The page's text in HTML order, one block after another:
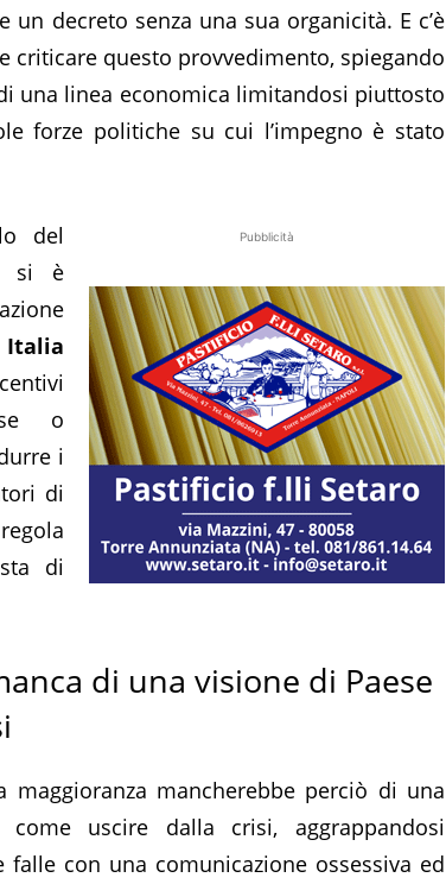
decreto senza una sua organicità. E c’è
criticare questo provvedimento, spiegando
una linea economica limitandosi piuttosto
forze politiche su cui l’impegno è stato
Pubblicità
del
si è
Italia
o
i
di
di
di una visione di Paese
mancherebbe perciò di una
uscire dalla crisi, aggrappandosi
falle con una comunicazione ossessiva ed